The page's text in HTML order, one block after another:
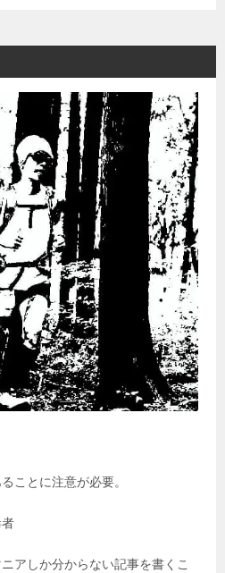
ことに注意が必要。
アしか分からない記事を書くこ